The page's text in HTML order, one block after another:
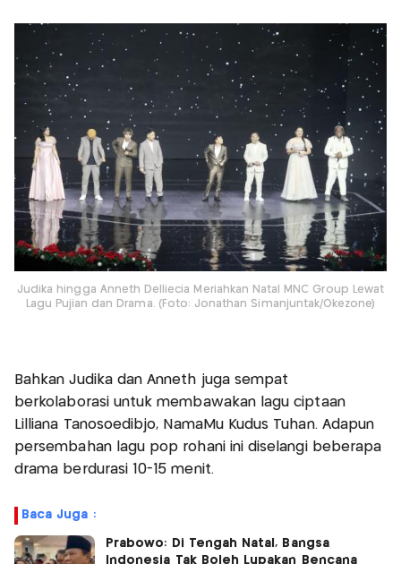
Judika hingga Anneth Delliecia Meriahkan Natal MNC Group Lewat
Lagu Pujian dan Drama. (Foto: Jonathan Simanjuntak/Okezone)
Bahkan Judika dan Anneth juga sempat
berkolaborasi untuk membawakan lagu ciptaan
Lilliana Tanosoedibjo, NamaMu Kudus Tuhan. Adapun
persembahan lagu pop rohani ini diselangi beberapa
drama berdurasi 10-15 menit.
Baca Juga :
Prabowo: Di Tengah Natal, Bangsa
Indonesia Tak Boleh Lupakan Bencana